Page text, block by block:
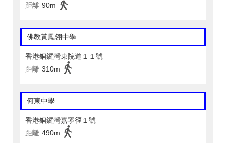
距離 90m
佛教黃鳳翎中學
香港銅鑼灣東院道１１號
距離 310m
何東中學
香港銅鑼灣嘉寧徑１號
距離 490m